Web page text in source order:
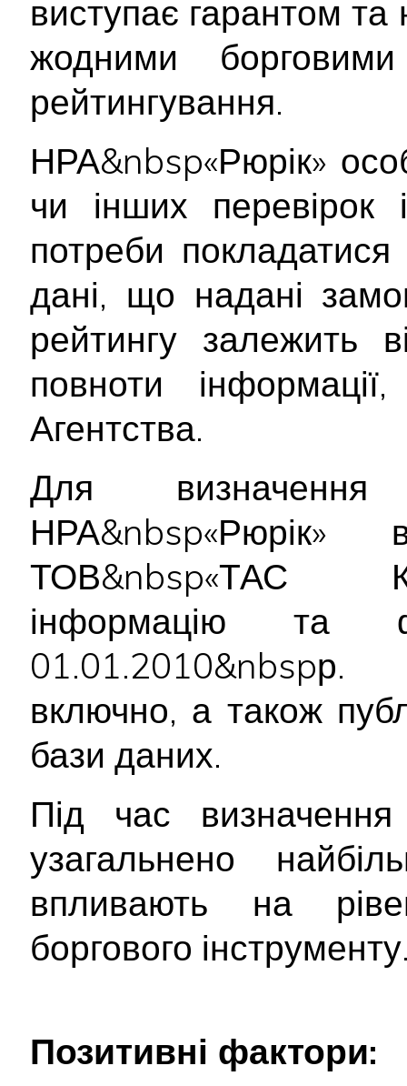
виступає гарантом та
жодними борговими
рейтингування.
НРА&nbsp«Рюрік»
чи інших перевірок
потреби покладатися
дані, що надані
рейтингу залежить
повноти
Агентства.
Для визначення
НРА&nbsp«Рюрік»
ТОВ&nbsp«ТАС
інформацію та
включно, а також
бази даних.
Під час визначення
узагальнено
впливають на
боргового
Позитивні фактори: